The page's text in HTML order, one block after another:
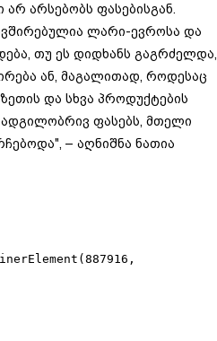
არსებობს ფასებისგან.
ლარი-ევროსა და
თუ ეს დიდხანს გაგრძელდა,
ან, მაგალითად, როდესაც
და სხვა პროდუქტების
ადგილობრივ ფასებს, მთელი
– აღნიშნა ნათია